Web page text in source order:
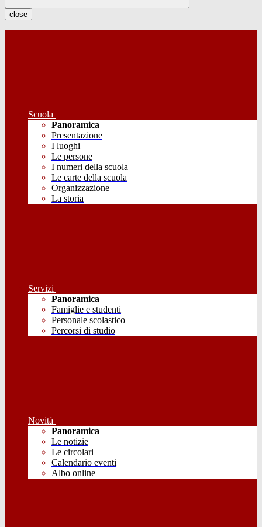
close
Scuola
Panoramica
Presentazione
I luoghi
Le persone
I numeri della scuola
Le carte della scuola
Organizzazione
La storia
Servizi
Panoramica
Famiglie e studenti
Personale scolastico
Percorsi di studio
Novità
Panoramica
Le notizie
Le circolari
Calendario eventi
Albo online